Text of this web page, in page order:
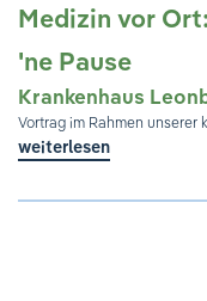
Medizin vor
'ne Pause
Krankenhaus
Vortrag im Rahmen unserer
weiterlesen